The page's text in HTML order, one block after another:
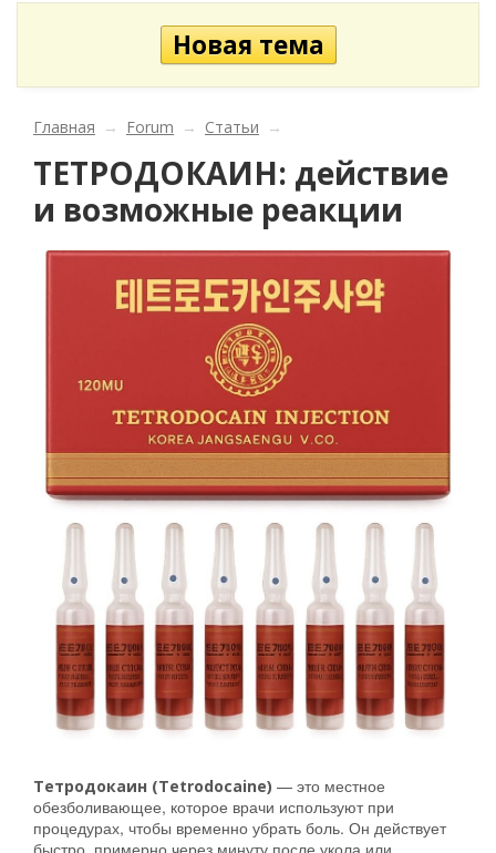
Главная → Forum → Статьи →
ТЕТРОДОКАИН: действие
и возможные реакции
Тетродокаин (Tetrodocaine) — это местное
обезболивающее, которое врачи используют при
процедурах, чтобы временно убрать боль. Он действует
быстро, примерно через минуту после укола или